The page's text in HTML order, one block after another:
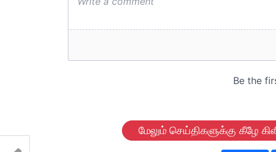
மேலும் செய்திகளுக்கு கீழே